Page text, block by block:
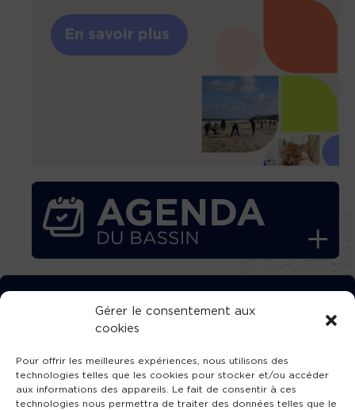
Gérer le consentement aux
cookies
Pour offrir les meilleures expériences, nous utilisons des
technologies telles que les cookies pour stocker et/ou accéder
aux informations des appareils. Le fait de consentir à ces
technologies nous permettra de traiter des données telles que le
TÉLÉCHARGEZ GRATUITEMENT
L’APPLICATION TVBA !